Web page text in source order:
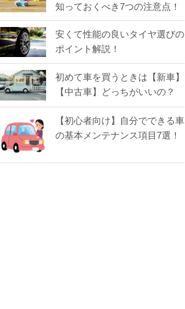
知っておくべき7つの注意点！
安くて性能の良いタイヤ選びの
ポイント解説！
初めて車を買うときは【新車】
【中古車】どっちがいいの？
【初心者向け】自分でできる車
の基本メンテナンス項目7選！